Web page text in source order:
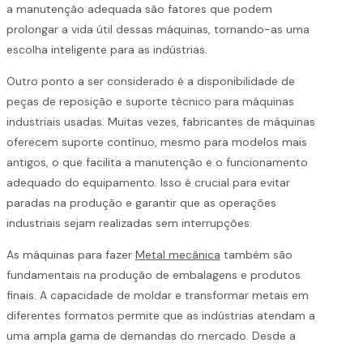
a manutenção adequada são fatores que podem
prolongar a vida útil dessas máquinas, tornando-as uma
escolha inteligente para as indústrias.
Outro ponto a ser considerado é a disponibilidade de
peças de reposição e suporte técnico para máquinas
industriais usadas. Muitas vezes, fabricantes de máquinas
oferecem suporte contínuo, mesmo para modelos mais
antigos, o que facilita a manutenção e o funcionamento
adequado do equipamento. Isso é crucial para evitar
paradas na produção e garantir que as operações
industriais sejam realizadas sem interrupções.
As máquinas para fazer Metal mecânica também são
fundamentais na produção de embalagens e produtos
finais. A capacidade de moldar e transformar metais em
diferentes formatos permite que as indústrias atendam a
uma ampla gama de demandas do mercado. Desde a